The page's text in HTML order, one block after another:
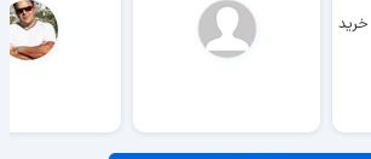
جواد خواجه پور (۱۸ خرید